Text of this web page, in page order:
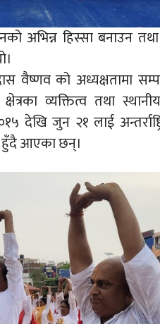
अभिन्न हिस्सा बनाउन तथा
वैष्णव को अध्यक्षतामा
व्यक्तित्व तथा
देखि जुन २१ लाई
हुँदै आएका छन्।